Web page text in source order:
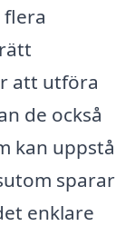
att utföra
de också
kan uppstå
sparar
enklare